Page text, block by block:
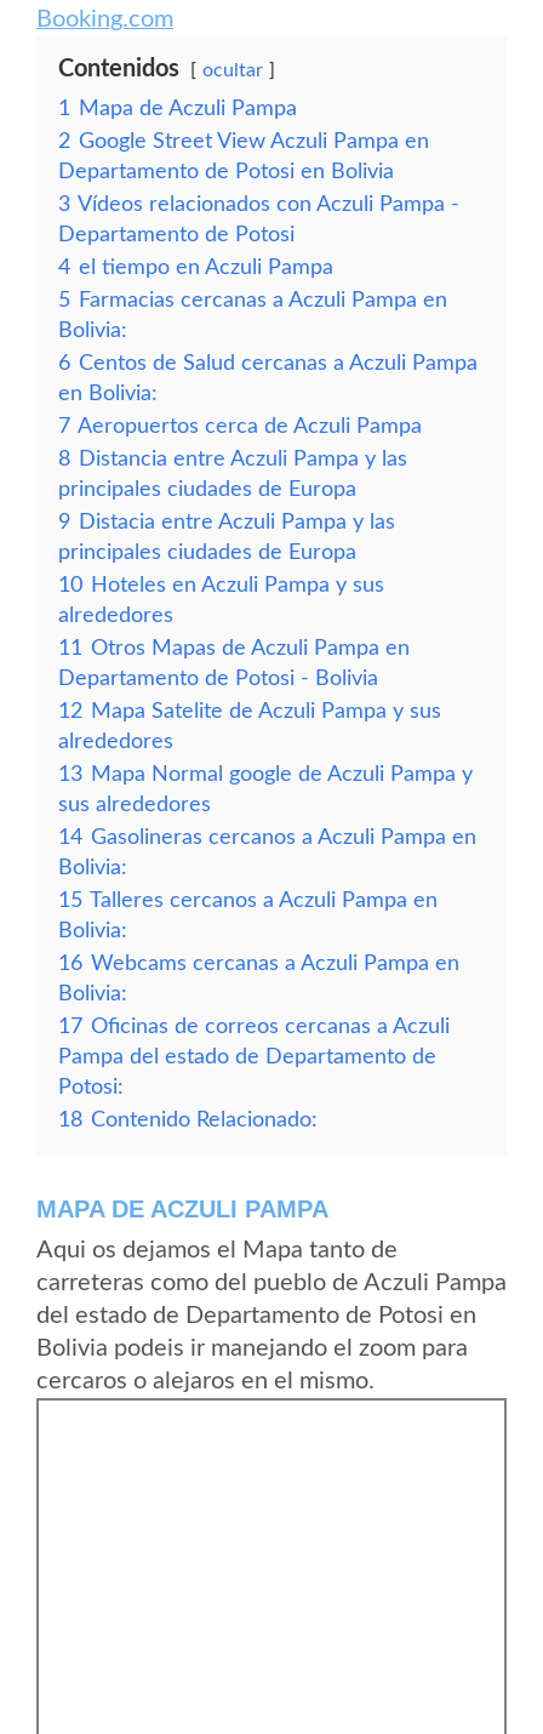
Booking.com
Contenidos ocultar
1
Mapa de Aczuli Pampa
2 Google Street View Aczuli Pampa en
Departamento de Potosi en Bolivia
3 Vídeos relacionados con Aczuli Pampa -
Departamento de Potosi
4 el tiempo en Aczuli Pampa
5 Farmacias cercanas a Aczuli Pampa en
Bolivia:
6 Centos de Salud cercanas a Aczuli Pampa
en Bolivia:
7 Aeropuertos cerca de Aczuli Pampa
8 Distancia entre Aczuli Pampa y las
principales ciudades de Europa
9 Distacia entre Aczuli Pampa y las
principales ciudades de Europa
10 Hoteles en Aczuli Pampa y sus
alrededores
11 Otros Mapas de Aczuli Pampa en
Departamento de Potosi - Bolivia
12 Mapa Satelite de Aczuli Pampa y sus
alrededores
13 Mapa Normal google de Aczuli Pampa y
sus alrededores
14 Gasolineras cercanos a Aczuli Pampa en
Bolivia:
15 Talleres cercanos a Aczuli Pampa en
Bolivia:
16 Webcams cercanas a Aczuli Pampa en
Bolivia:
17 Oficinas de correos cercanas a Aczuli
Pampa del estado de Departamento de
Potosi:
18 Contenido Relacionado:
MAPA DE ACZULI PAMPA
Aqui os dejamos el Mapa tanto de
carreteras como del pueblo de Aczuli Pampa
del estado de Departamento de Potosi en
Bolivia podeis ir manejando el zoom para
cercaros o alejaros en el mismo.